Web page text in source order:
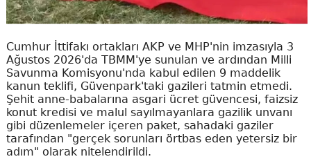
Cumhur İttifakı ortakları AKP ve MHP'nin imzasıyla 3
Ağustos 2026'da TBMM'ye sunulan ve ardından Milli
Savunma Komisyonu'nda kabul edilen 9 maddelik
kanun teklifi, Güvenpark'taki gazileri tatmin etmedi.
Şehit anne-babalarına asgari ücret güvencesi, faizsiz
konut kredisi ve malul sayılmayanlara gazilik unvanı
gibi düzenlemeler içeren paket, sahadaki gaziler
tarafından "gerçek sorunları örtbas eden yetersiz bir
adım" olarak nitelendirildi.